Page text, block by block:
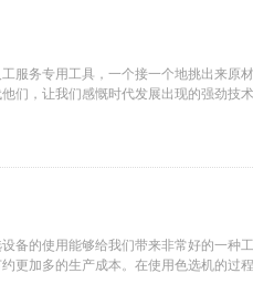
服务专用工具，一个接一个地挑出来原
们，让我们感慨时代发展出现的强劲技
备的使用能够给我们带来非常好的一种
更加多的生产成本。在使用色选机的过